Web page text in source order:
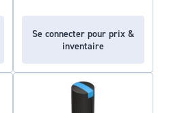
Se connecter pour prix &
inventaire